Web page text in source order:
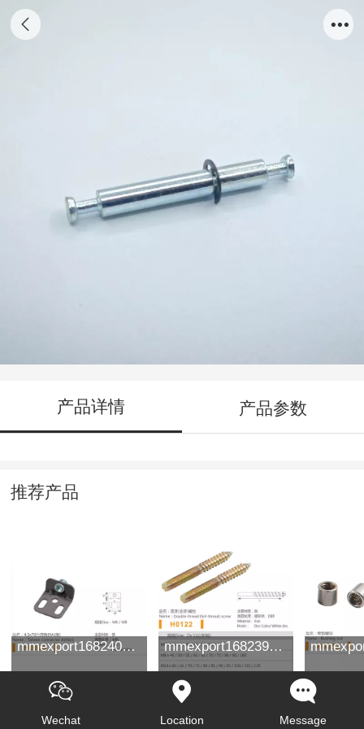
产品详情 产品参数
推荐产品
mmexport1682401003849 mmexport1682396594433
Wechat Location Message